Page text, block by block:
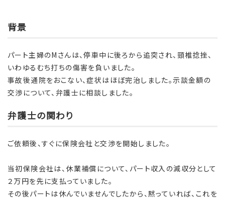
背景
パート主婦のMさんは、停車中に後ろから追突され、頸椎捻挫、
いわゆるむち打ちの傷害を負いました。
事故後通院をおこない、症状はほぼ完治しました。示談金額の
交渉について、弁護士に相談しました。
弁護士の関わり
ご依頼後、すぐに保険会社と交渉を開始しました。
当初保険会社は、休業補償について、パート収入の減収分として
２万円を先に支払っていました。
その後パートは休んでいませんでしたから、黙っていれば、これを